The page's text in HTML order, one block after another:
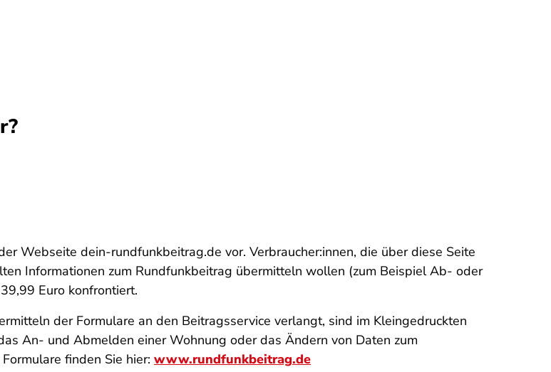
Webseite dein-rundfunkbeitrag.de vor. Verbraucher:innen, die über diese Seite
Informationen zum Rundfunkbeitrag übermitteln wollen (zum Beispiel Ab- oder
Euro konfrontiert.
der Formulare an den Beitragsservice verlangt, sind im Kleingedruckten
An- und Abmelden einer Wohnung oder das Ändern von Daten zum
finden Sie hier: www.rundfunkbeitrag.de